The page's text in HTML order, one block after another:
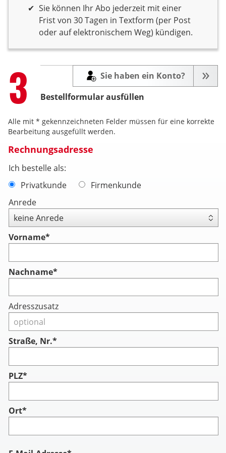
Sie können Ihr Abo jederzeit mit einer
Frist von 30 Tagen in Textform (per Post
oder auf elektronischem Weg) kündigen.
Step
3 Bestellformular ausfüllen
Sie haben ein Konto?
Alle mit * gekennzeichneten Felder müssen für eine korrekte
Bearbeitung ausgefüllt werden.
Rechnungsadresse
Ich bestelle als:
Privatkunde
Firmenkunde
Anrede
Vorname*
Nachname*
Adresszusatz
Straße, Nr.*
PLZ*
Ort*